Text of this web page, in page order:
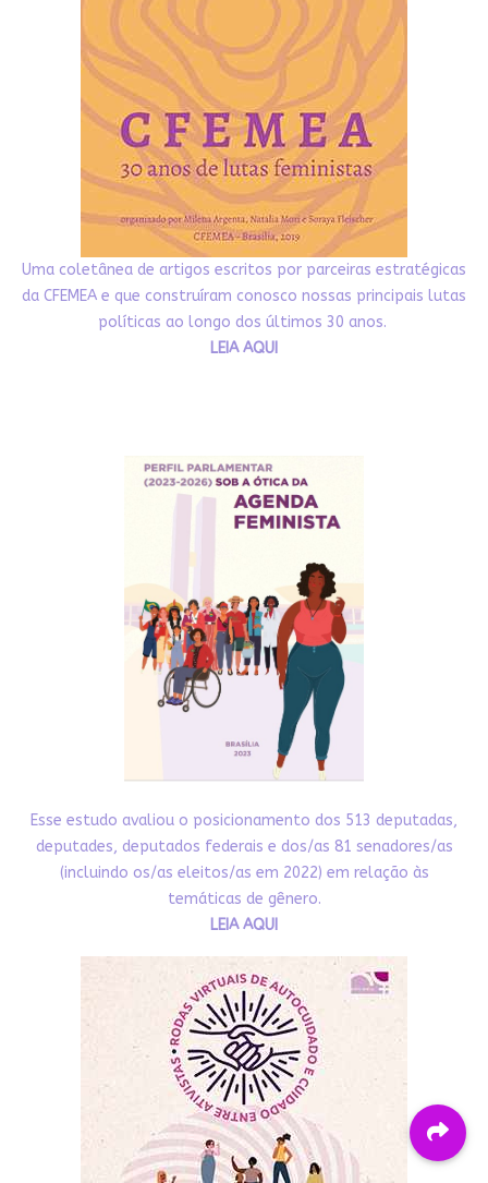
Uma coletânea de artigos escritos por parceiras estratégicas
da CFEMEA e que construíram conosco nossas principais lutas
políticas ao longo dos últimos 30 anos.
LEIA AQUI
Esse estudo avaliou o posicionamento dos 513 deputadas,
deputades, deputados federais e dos/as 81 senadores/as
(incluindo os/as eleitos/as em 2022) em relação às
temáticas de gênero.
LEIA AQUI